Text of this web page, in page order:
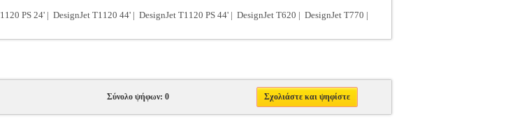
PS 24' | DesignJet T1120 44' | DesignJet T1120 PS 44' | DesignJet T620 | DesignJet T770 |
Σύνολο ψήφων: 0 Σχολιάστε και ψηφίστε